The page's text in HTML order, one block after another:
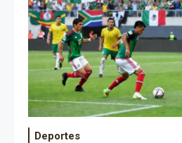
Deportes